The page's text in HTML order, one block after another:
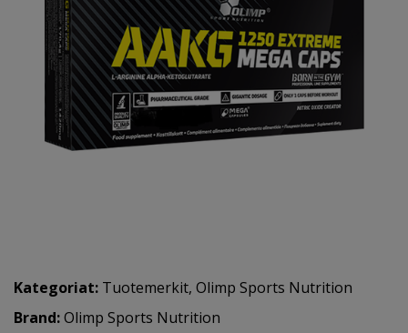
Kategoriat: Tuotemerkit, Olimp Sports Nutrition
Brand:Olimp Sports Nutrition